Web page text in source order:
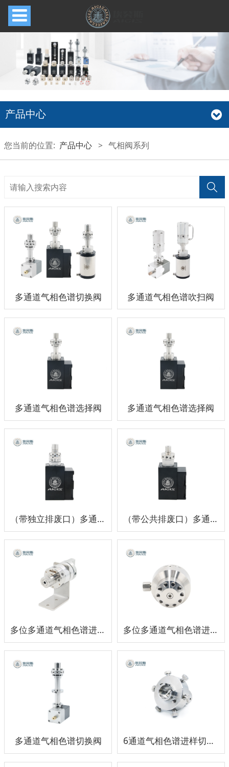
产品中心
您当前的位置: 产品中心 > 气相阀系列
多通道气相色谱切换阀 多通道气相色谱吹扫阀
多通道气相色谱选择阀 多通道气相色谱选择阀
（带独立排废口）多通道气相色谱选择阀 （带公共排废口）多通道气相色谱选择阀
多位多通道气相色谱进样切换阀组 多位多通道气相色谱进样隔膜阀
多通道气相色谱切换阀 6通道气相色谱进样切换阀头